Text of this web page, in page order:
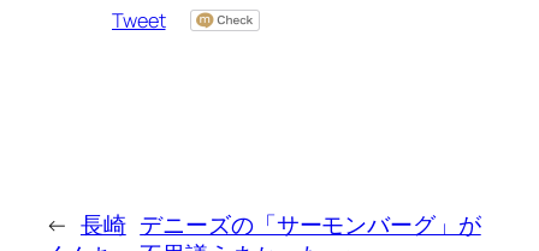
Tweet
← 長崎 デニーズの「サーモンバーグ」が